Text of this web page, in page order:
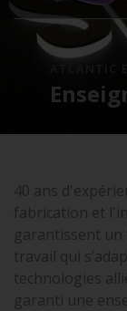
ATLANTIC
40 ans
fabrication et
garantissent un
travail qui
technologies
garanti une